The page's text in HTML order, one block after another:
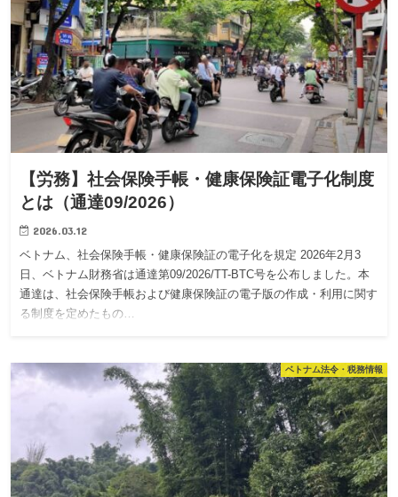
【労務】社会保険手帳・健康保険証電子化制度
とは（通達09/2026）
2026.03.12
ベトナム、社会保険手帳・健康保険証の電子化を規定 2026年2月3
日、ベトナム財務省は通達第09/2026/TT-BTC号を公布しました。本
通達は、社会保険手帳および健康保険証の電子版の作成・利用に関す
る制度を定めたもの…
ベトナム法令・税務情報